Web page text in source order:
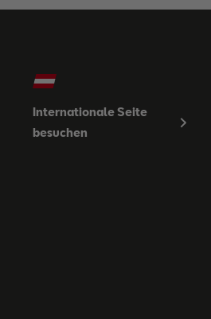
Internationale Seite
besuchen